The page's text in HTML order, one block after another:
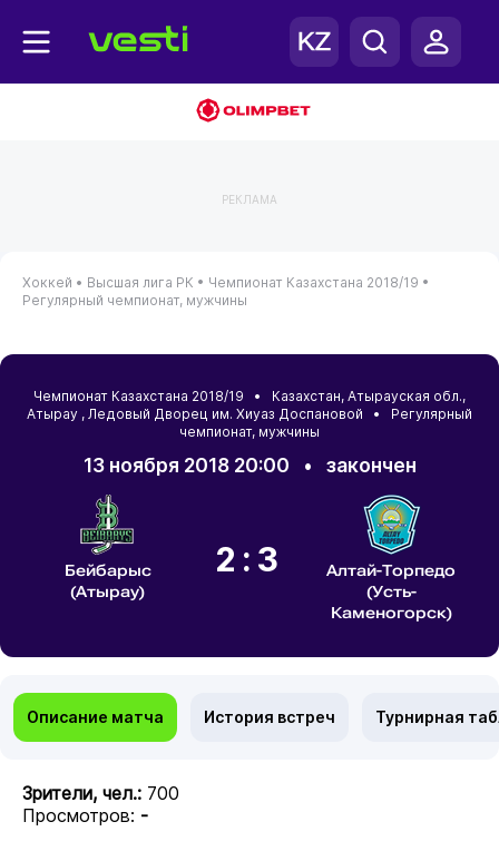
РЕКЛАМА
Хоккей • Высшая лига РК • Чемпионат Казахстана 2018/19 •
Регулярный чемпионат, мужчины
Чемпионат Казахстана 2018/19 • Казахстан, Атырауская обл.,
Атырау , Ледовый Дворец им. Хиуаз Доспановой • Регулярный
чемпионат, мужчины
13 ноября 2018 20:00 • закончен
Бейбарыс
(Атырау)
2:3
Алтай-Торпедо
(Усть-
Каменогорск)
Описание матча История встреч Турнирная
Зрители, чел.: 700
Просмотров: -